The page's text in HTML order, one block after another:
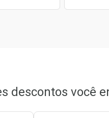
descontos você